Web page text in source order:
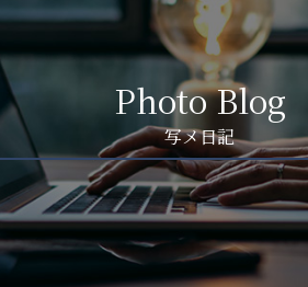
Photo Blog
写メ日記